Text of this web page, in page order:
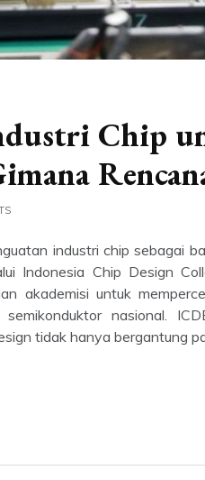
Chip
industri chip sebagai
Indonesia Chip Design
akademisi untuk
nasional.
tidak hanya bergantung